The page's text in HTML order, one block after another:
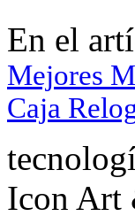
En el
Mejores
Caja
Icon Art